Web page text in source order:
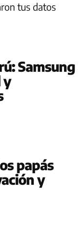
tus datos
Samsung
y
papás
y